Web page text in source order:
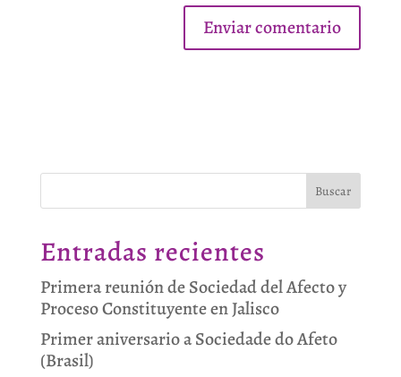
Buscar
Entradas recientes
Primera reunión de Sociedad del Afecto y
Proceso Constituyente en Jalisco
Primer aniversario a Sociedade do Afeto
(Brasil)